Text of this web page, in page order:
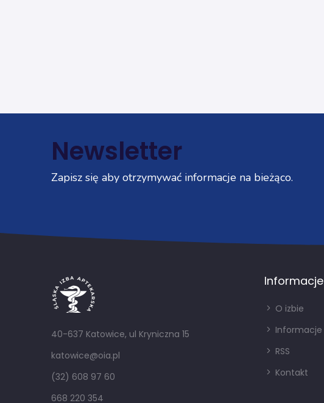
Newsletter
Zapisz się aby otrzymywać informacje na bieżąco.
40-637 Katowice, ul Kryniczna 15
katowice@oia.pl
(32) 608 97 60
668 220 354
Informacje
O izbie
Informacje
RSS
Kontakt